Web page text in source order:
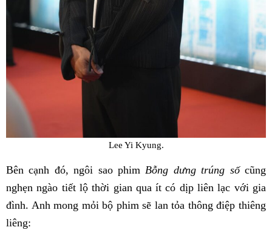
Lee Yi Kyung.
Bên cạnh đó, ngôi sao phimBỗng dưng trúng sốcũng
nghẹn ngào tiết lộ thời gian qua ít có dịp liên lạc với gia
đình. Anh mong mỏi bộ phim sẽ lan tỏa thông điệp thiêng
liêng: